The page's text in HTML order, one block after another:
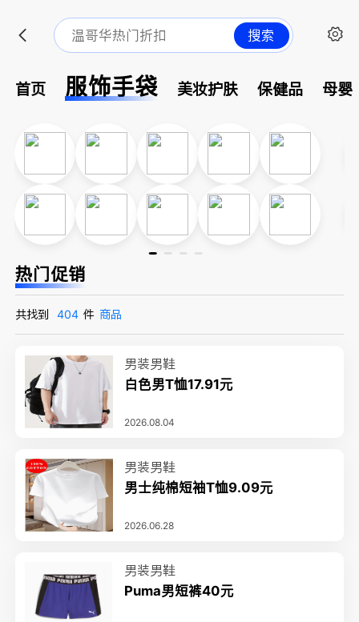
搜索
首页 服饰手袋 美妆护肤 保健品 母婴
热门促销
共找到 404 件 商品
男装男鞋
白色男T恤17.91元
2026.08.04
男装男鞋
男士纯棉短袖T恤9.09元
2026.06.28
男装男鞋
Puma男短裤40元